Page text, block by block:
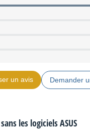
un avis Demander
les logiciels ASUS